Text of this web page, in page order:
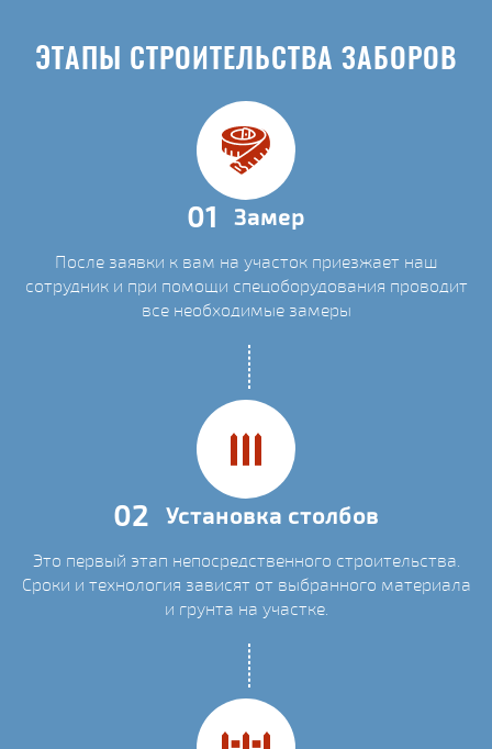
ЭТАПЫ СТРОИТЕЛЬСТВА ЗАБОРОВ
01 Замер
После заявки к вам на участок приезжает наш
сотрудник и при помощи спецоборудования проводит
все необходимые замеры
02 Установка столбов
Это первый этап непосредственного строительства.
Сроки и технология зависят от выбранного материала
и грунта на участке.